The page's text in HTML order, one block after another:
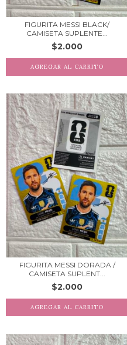
FIGURITA MESSI BLACK/
CAMISETA SUPLENTE...
$2.000
FIGURITA MESSI DORADA /
CAMISETA SUPLENT...
$2.000